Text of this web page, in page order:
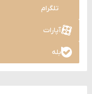
تلگرام
آپارات
بله